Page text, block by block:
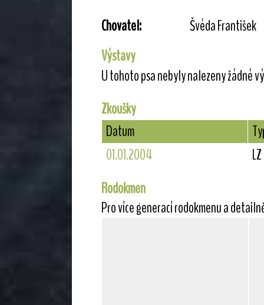
Chovatel:
Švéda František
Výstavy
U tohoto psa nebyly nalezeny žádné
Zkoušky
Datum
01.01.2004
LZ
Rodokmen
Pro více generací rodokmenu a